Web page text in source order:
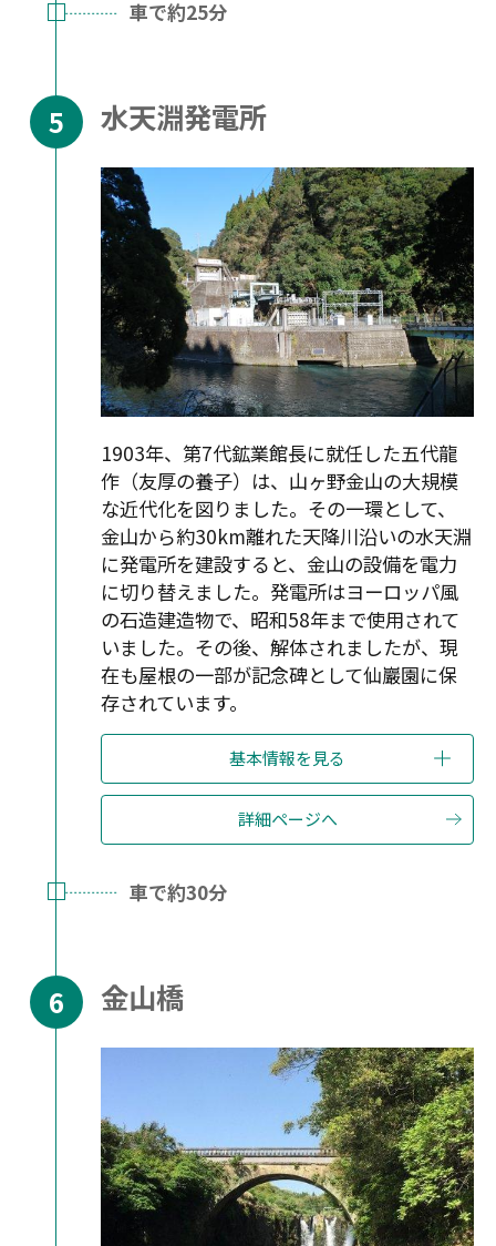
車で約25分
水天淵発電所
1903年、第7代鉱業館長に就任した五代龍
作（友厚の養子）は、山ヶ野金山の大規模
な近代化を図りました。その一環として、
金山から約30km離れた天降川沿いの水天淵
に発電所を建設すると、金山の設備を電力
に切り替えました。発電所はヨーロッパ風
の石造建造物で、昭和58年まで使用されて
いました。その後、解体されましたが、現
在も屋根の一部が記念碑として仙巖園に保
存されています。
基本情報を見る
詳細ページへ
車で約30分
金山橋